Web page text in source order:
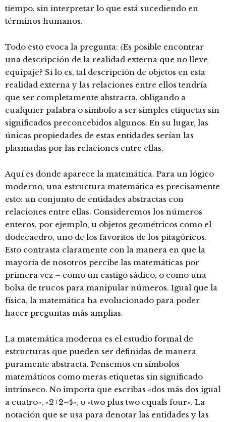
tiempo, sin interpretar lo que está sucediendo en
términos humanos.
Todo esto evoca la pregunta: ¿Es posible encontrar
una descripción de la realidad externa que no lleve
equipaje? Si lo es, tal descripción de objetos en esta
realidad externa y las relaciones entre ellos tendría
que ser completamente abstracta, obligando a
cualquier palabra o símbolo a ser simples etiquetas sin
significados preconcebidos algunos. En su lugar, las
únicas propiedades de estas entidades serían las
plasmadas por las relaciones entre ellas.
Aquí es donde aparece la matemática. Para un lógico
moderno, una estructura matemática es precisamente
esto: un conjunto de entidades abstractas con
relaciones entre ellas. Consideremos los números
enteros, por ejemplo, u objetos geométricos como el
dodecaedro, uno de los favoritos de los pitagóricos.
Esto contrasta claramente con la manera en que la
mayoría de nosotros percibe las matemáticas por
primera vez – como un castigo sádico, o como una
bolsa de trucos para manipular números. Igual que la
física, la matemática ha evolucionado para poder
hacer preguntas más amplias.
La matemática moderna es el estudio formal de
estructuras que pueden ser definidas de manera
puramente abstracta. Pensemos en símbolos
matemáticos como meras etiquetas sin significado
intrínseco. No importa que escribas «dos más dos igual
a cuatro», «2+2=4», o «two plus two equals four». La
notación que se usa para denotar las entidades y las